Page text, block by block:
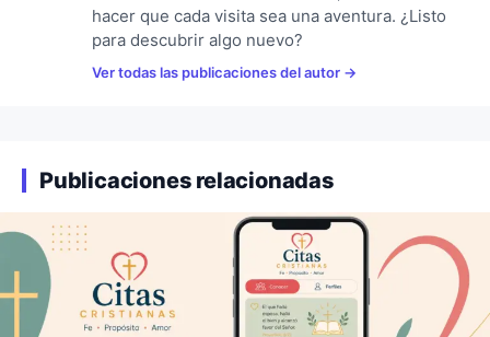
hacer que cada visita sea una aventura. ¿Listo
para descubrir algo nuevo?
Ver todas las publicaciones del autor
Publicaciones relacionadas